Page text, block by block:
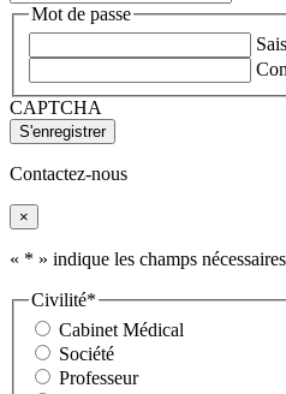
Mot de passe
CAPTCHA
Contactez-nous
×
« * » indique les champs nécessaires
Civilité*
Cabinet Médical
Société
Professeur